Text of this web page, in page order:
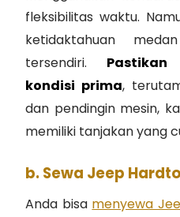
fleksibilitas waktu.
ketidaktahuan
tersendiri.
kondisi prima,
dan pendingin mesin,
memiliki tanjakan yang
b. Sewa Jeep
Anda bisa menyewa